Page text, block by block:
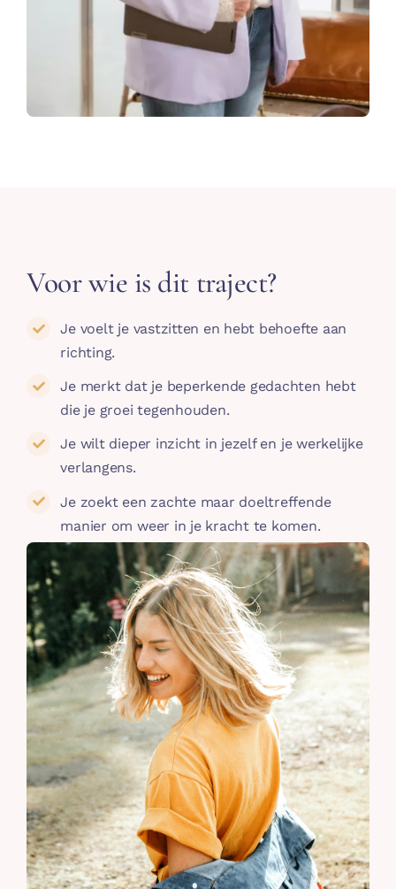
Voor wie is dit traject?
Je voelt je vastzitten en hebt behoefte aan
richting.
Je merkt dat je beperkende gedachten hebt
die je groei tegenhouden.
Je wilt dieper inzicht in jezelf en je werkelijke
verlangens.
Je zoekt een zachte maar doeltreffende
manier om weer in je kracht te komen.